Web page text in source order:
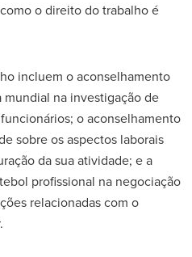
o direito do trabalho é
incluem o aconselhamento
na investigação de
o aconselhamento
sobre os aspectos laborais
da sua atividade; e a
profissional na negociação
relacionadas com o